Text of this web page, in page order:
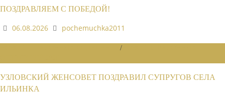
ПОЗДРАВЛЯЕМ С ПОБЕДОЙ!
06.08.2026
pochemuchka2011
/
УЗЛОВСКИЙ ЖЕНСОВЕТ ПОЗДРАВИЛ СУПРУГОВ СЕЛА
ИЛЬИНКА